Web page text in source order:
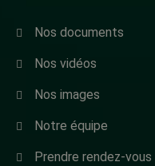
Nos documents
Nos vidéos
Nos images
Notre équipe
Prendre rendez-vous